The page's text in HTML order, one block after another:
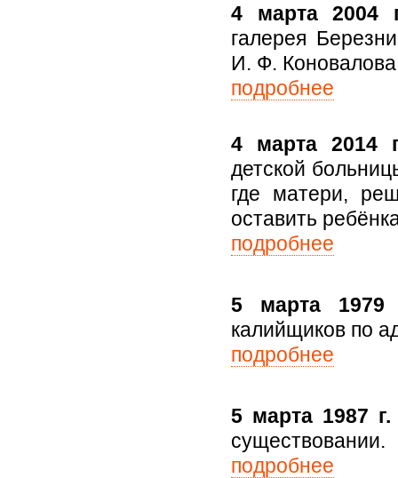
4 марта 2004
галерея
И. Ф.
подробнее
4 марта 2014
детской
где матери,
оставить
подробнее
5 марта
калийщиков по
подробнее
5 марта 1987 г.
существовании.
подробнее